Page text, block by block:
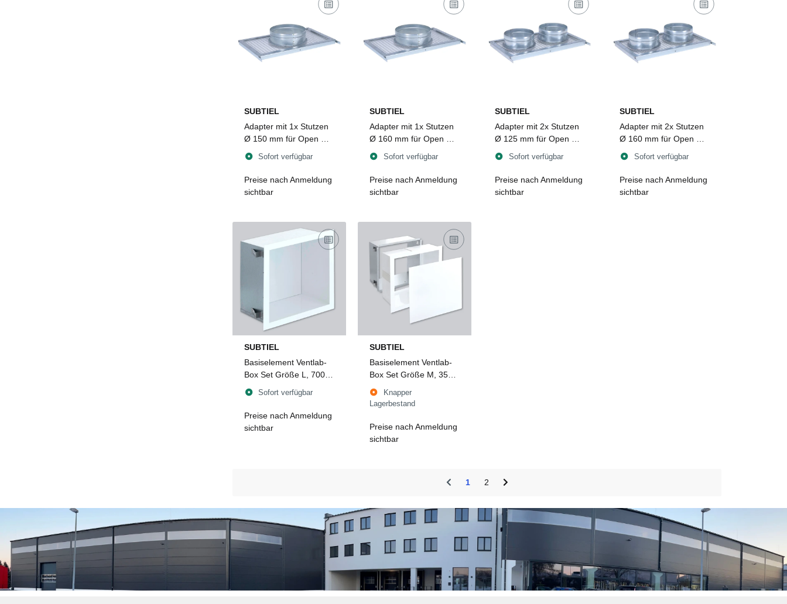
SUBTIEL
Adapter mit 1x Stutzen
Ø 150 mm für Open Air
3
Sofort verfügbar
Preise nach Anmeldung
sichtbar
SUBTIEL
Adapter mit 1x Stutzen
Ø 160 mm für Open Air
3
Sofort verfügbar
Preise nach Anmeldung
sichtbar
SUBTIEL
Adapter mit 2x Stutzen
Ø 125 mm für Open Air
3
Sofort verfügbar
Preise nach Anmeldung
sichtbar
SUBTIEL
Adapter mit 2x Stutzen
Ø 160 mm für Open Air
3
Sofort verfügbar
Preise nach Anmeldung
sichtbar
SUBTIEL
Basiselement Ventlab-
Box Set Größe L, 700 x
350 x 213 mm
Sofort verfügbar
Preise nach Anmeldung
sichtbar
SUBTIEL
Basiselement Ventlab-
Box Set Größe M, 350 x
350 x 213 mm
Knapper
Lagerbestand
Preise nach Anmeldung
sichtbar
1 2